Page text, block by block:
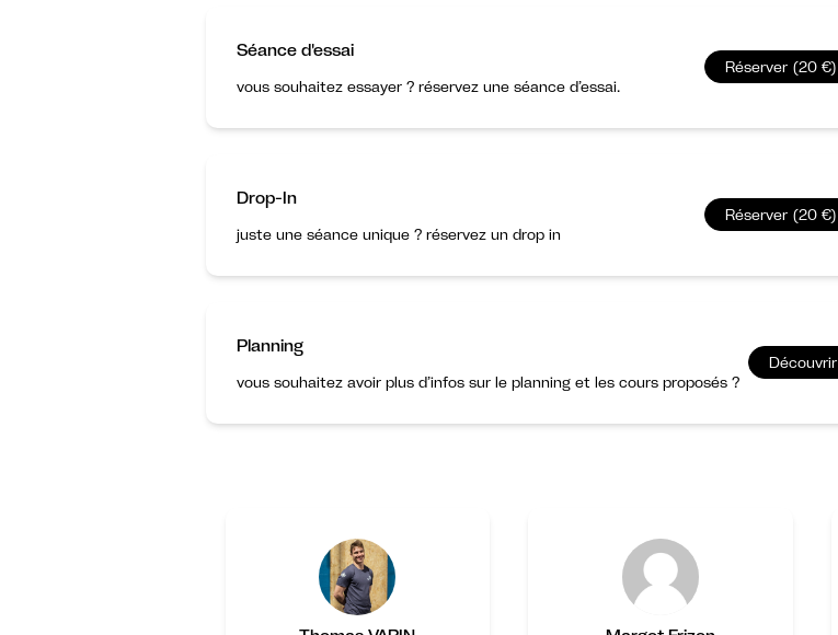
Séance d'essai
vous souhaitez essayer ? réservez une séance d’essai.
Réserver (20 €)
Drop-In
juste une séance unique ? réservez un drop in
Réserver (20 €)
Planning
vous souhaitez avoir plus d’infos sur le planning et les cours proposés ?
Découvrir